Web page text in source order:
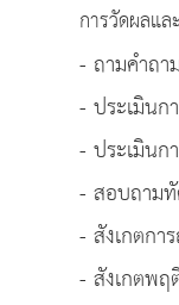
การวัดผลแ
- ถามคำถา
- ประเมินก
- ประเมินก
- สอบถาม
- สังเกตก
- สังเกตพฤ